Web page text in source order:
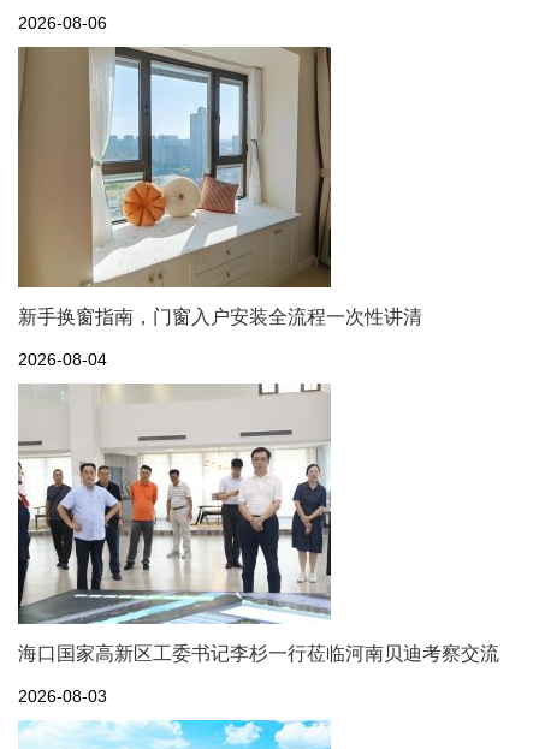
2026-08-06
新手换窗指南，门窗入户安装全流程一次性讲清
2026-08-04
海口国家高新区工委书记李杉一行莅临河南贝迪考察交流
2026-08-03